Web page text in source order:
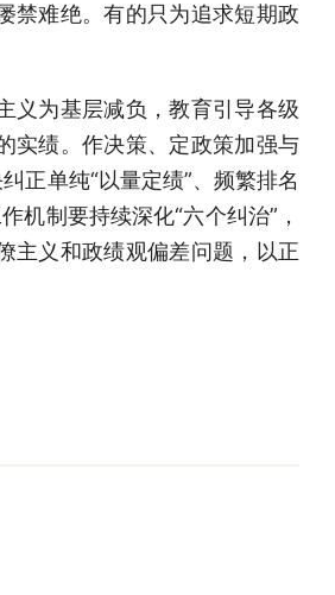
禁难绝。有的只为追求短期政
义为基层减负，教育引导各级
实绩。作决策、定政策加强与
正单纯“以量定绩”、频繁排名
机制要持续深化“六个纠治”，
主义和政绩观偏差问题，以正